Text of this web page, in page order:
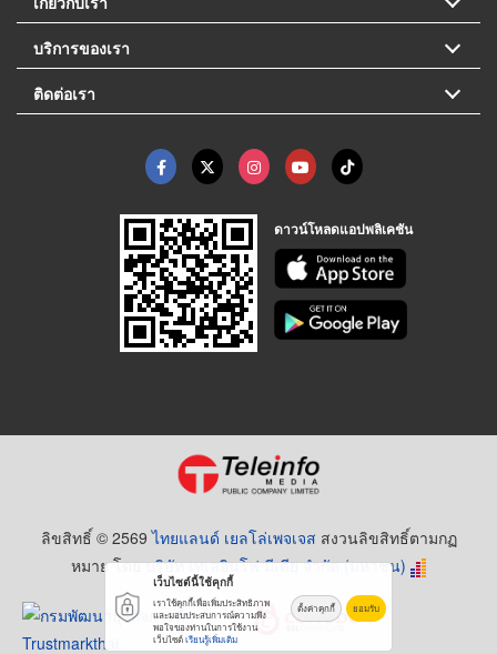
บริการของเรา
ติดต่อเรา
ดาวน์โหลดแอปพลิเคชัน
ลิขสิทธิ์ © 2569ไทยแลนด์ เยลโล่เพจเจส สงวนลิขสิทธิ์ตามกฏ
หมาย โดยบริษัท เทเลอินโฟ มีเดีย จำกัด (มหาชน)
เว็บไซต์นี้ใช้คุกกี้
เราใช้คุกกี้เพื่อเพิ่มประสิทธิภาพ
และมอบประสบการณ์ความพึง
พอใจของท่านในการใช้งาน
เว็บไซต์เรียนรู้เพิ่มเติม
ตั้งค่าคุกกี้ ยอมรับ